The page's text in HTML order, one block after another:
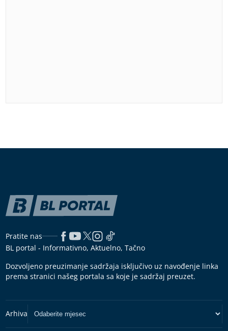
Pratite nas
BL portal - Informativno, Aktuelno, Tačno
Dozvoljeno preuzimanje sadržaja isključivo uz navođenje linka
prema stranici našeg portala sa koje je sadržaj preuzet.